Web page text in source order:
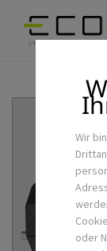
Wir
oder